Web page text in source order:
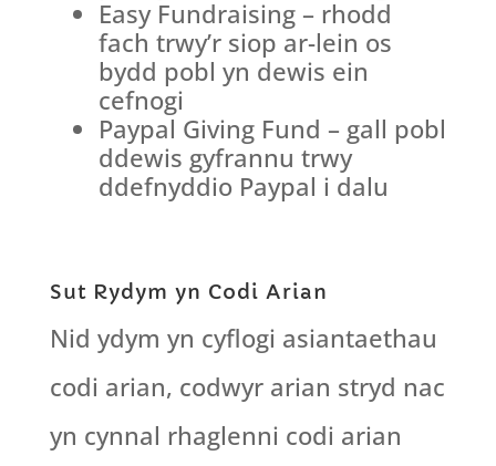
Easy Fundraising – rhodd
fach trwy’r siop ar-lein os
bydd pobl yn dewis ein
cefnogi
Paypal Giving Fund – gall pobl
ddewis gyfrannu trwy
ddefnyddio Paypal i dalu
Sut Rydym yn Codi Arian
Nid ydym yn cyflogi asiantaethau
codi arian, codwyr arian stryd nac
yn cynnal rhaglenni codi arian